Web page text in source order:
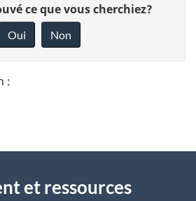
ce que vous cherchiez?
Oui Non
et ressources